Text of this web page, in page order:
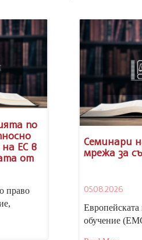
по
ЕС в
от
право
Семинари
мрежа за
05.08.2026
Европейската
обучение